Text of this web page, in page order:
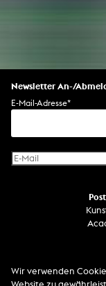
Newsletter An-/
E-Mail-Adresse*
Wir verwenden